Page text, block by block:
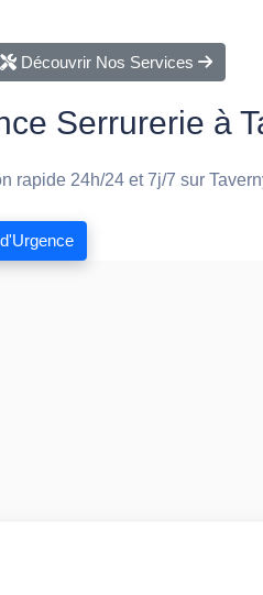
Découvrir Nos Services
Serrurerie à
rapide 24h/24 et 7j/7 sur